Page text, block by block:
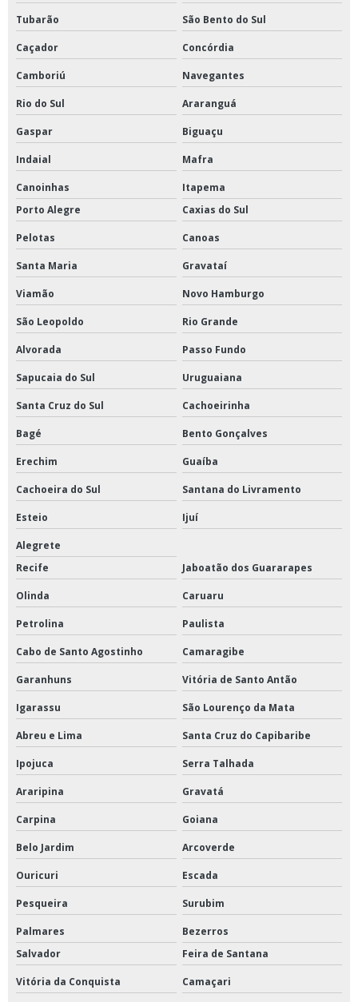
Tubarão São Bento do Sul
Caçador Concórdia
Camboriú Navegantes
Rio do Sul Araranguá
Gaspar Biguaçu
Indaial Mafra
Canoinhas
Itapema
Porto Alegre
Caxias do Sul
Pelotas Canoas
Santa Maria Gravataí
Viamão Novo Hamburgo
São Leopoldo Rio Grande
Alvorada Passo Fundo
Sapucaia do Sul Uruguaiana
Santa Cruz do Sul Cachoeirinha
Bagé Bento Gonçalves
Erechim Guaíba
Cachoeira do Sul Santana do Livramento
Esteio Ijuí
Alegrete
Recife
Jaboatão dos Guararapes
Olinda Caruaru
Petrolina Paulista
Cabo de Santo Agostinho Camaragibe
Garanhuns Vitória de Santo Antão
Igarassu São Lourenço da Mata
Abreu e Lima Santa Cruz do Capibaribe
Ipojuca Serra Talhada
Araripina Gravatá
Carpina Goiana
Belo Jardim Arcoverde
Ouricuri Escada
Pesqueira Surubim
Palmares
Bezerros
Salvador
Feira de Santana
Vitória da Conquista Camaçari